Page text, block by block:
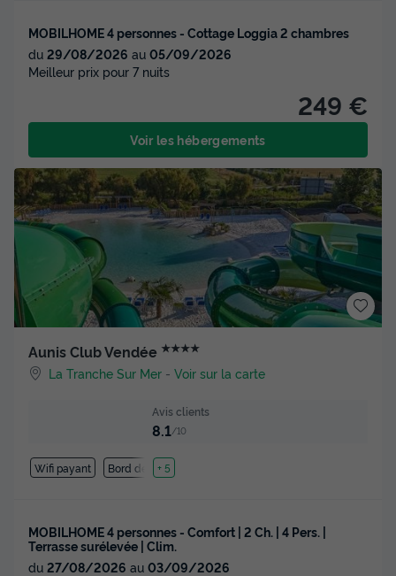
MOBILHOME 4 personnes - Cottage Loggia 2 chambres
du 29/08/2026 au 05/09/2026
Meilleur prix pour 7 nuits
249 €
Voir les hébergements
Aunis Club Vendée ★★★★
La Tranche Sur Mer -Voir sur la carte
Avis clients
8.1/10
Wifi payant Bord de mer
+ 5
MOBILHOME 4 personnes - Comfort | 2 Ch. | 4 Pers. |
Terrasse surélevée | Clim.
du 27/08/2026 au 03/09/2026